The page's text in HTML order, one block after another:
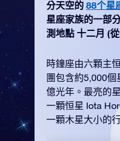
分天空的 88个星
星座家族的一部
測地點 十二月 (
時鐘座由六顆主
團包含約5,000
億光年。最亮的
一顆恒星 Iota
一顆木星大小的